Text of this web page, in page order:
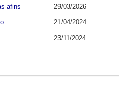
afins
29/03/2026
21/04/2024
23/11/2024